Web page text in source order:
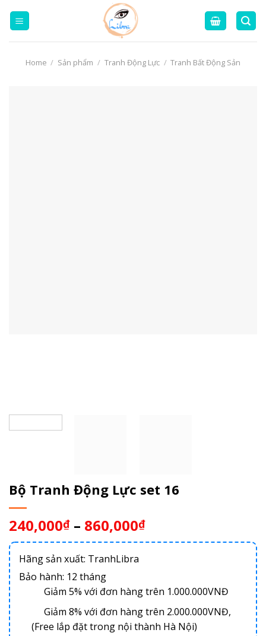
Home / Sản phẩm / Tranh Động Lực / Tranh Bất Động Sản
Bộ Tranh Động Lực set 16
240,000₫ – 860,000₫
Hãng sản xuất: TranhLibra
Bảo hành: 12 tháng
Giảm 5% với đơn hàng trên 1.000.000VNĐ
Giảm 8% với đơn hàng trên 2.000.000VNĐ,
(Free lắp đặt trong nội thành Hà Nội)